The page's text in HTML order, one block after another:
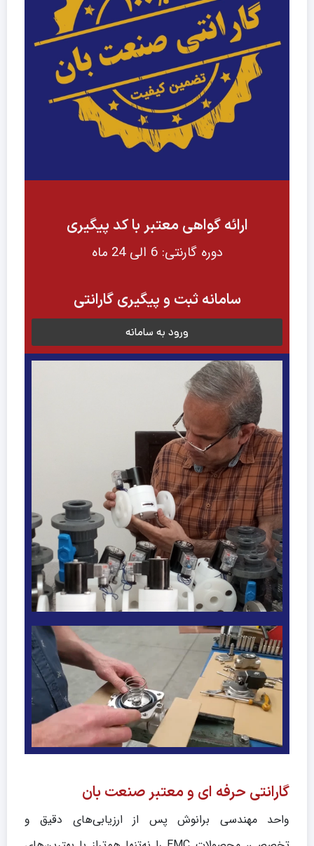
ارائه گواهی معتبر با کد پیگیری
دوره گارنتی: 6 الی 24 ماه
سامانه ثبت و پیگیری گارانتی
ورود به سامانه
گارانتی حرفه ای و معتبر صنعت بان
واحد مهندسی برانوش پس از ارزیابی‌های دقیق و